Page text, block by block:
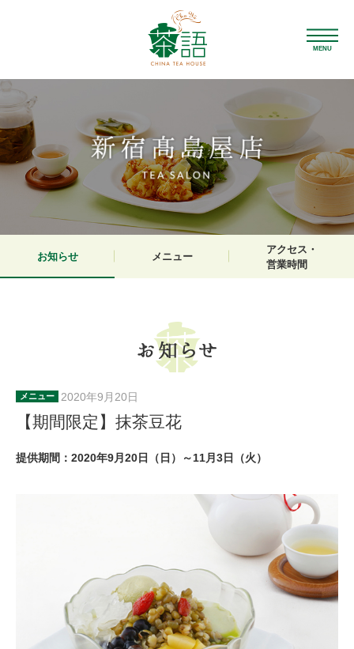
MENU
お知らせ メニュー
アクセス・
営業時間
メニュー 2020年9月20日
【期間限定】抹茶豆花
提供期間：2020年9月20日（日）～11月3日（火）